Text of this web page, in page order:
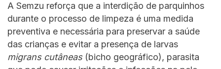
A Semzu reforça que a interdição de parquinhos
durante o processo de limpeza é uma medida
preventiva e necessária para preservar a saúde
das crianças e evitar a presença de larvas
migrans cutâneas(bicho geográfico), parasita